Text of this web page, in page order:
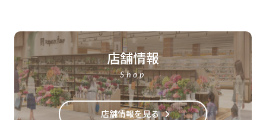
店舗情報
Shop
店舗情報を見る